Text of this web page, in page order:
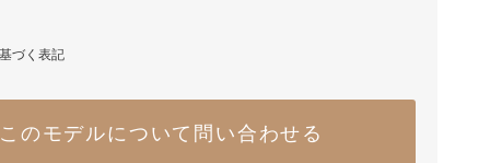
づく表記
このモデルについて問い合わせる